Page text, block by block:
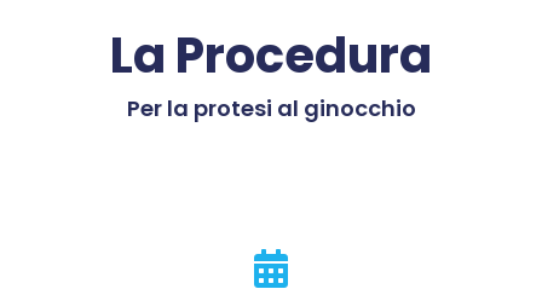
La Procedura
Per la protesi al ginocchio